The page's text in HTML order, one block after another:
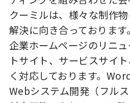
クーミルは、様々な制作
解決に向き合っております。
企業ホームページのリニ
トサイト、サービスサイ
く対応しております。
Webシステム開発（フル